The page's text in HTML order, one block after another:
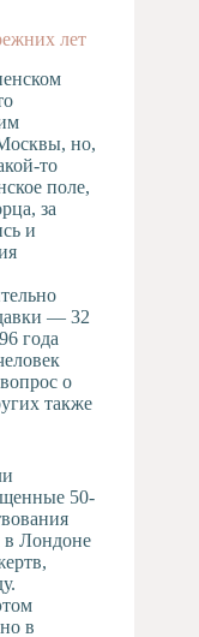
лет
но,
то
поле,
за
и
— 32
года
о
также
50-
в Лондоне
в